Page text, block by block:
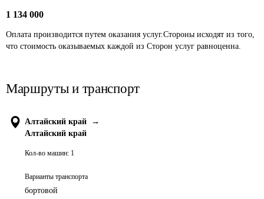
1 134 000
Оплата производится путем оказания услуг.Стороны исходят из того,
что стоимость оказываемых каждой из Сторон услуг равноценна.
Маршруты и транспорт
Алтайский край
→
Алтайский край
Кол-во машин: 1
Варианты транспорта
бортовой